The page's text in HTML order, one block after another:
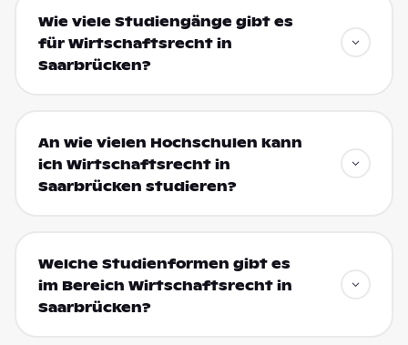
Wie viele Studiengänge gibt es
für Wirtschaftsrecht in
Saarbrücken?
An wie vielen Hochschulen kann
ich Wirtschaftsrecht in
Saarbrücken studieren?
Welche Studienformen gibt es
im Bereich Wirtschaftsrecht in
Saarbrücken?